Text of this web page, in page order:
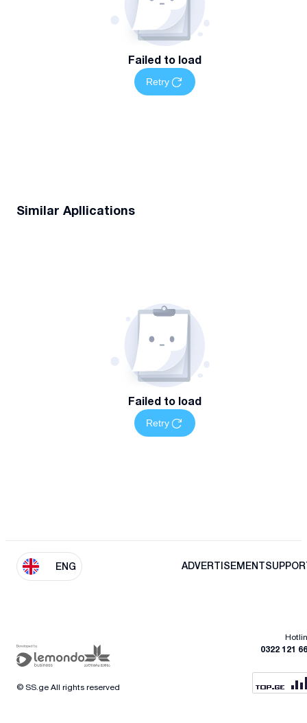
Failed to load
Retry
Similar Apllications
Failed to load
Retry
ENG ADVERTISEMENT
0322 121
© SS.ge All rights reserved